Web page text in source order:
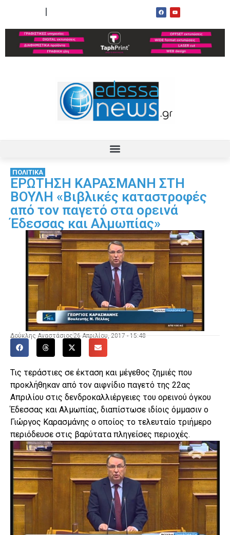
ΠΟΛΙΤΙΚΑ
ΕΡΩΤΗΣΗ ΚΑΡΑΣΜΑΝΗ ΣΤΗ
ΒΟΥΛΗ «Βιβλικές καταστροφές
από τον παγετό στα ορεινά
Έδεσσας και Αλμωπίας»
Δούκλης Αναστάσιος 26 Απριλίου, 2017 - 15:48
Τις τεράστιες σε έκταση και μέγεθος ζημιές που
προκλήθηκαν από τον αιφνίδιο παγετό της 22ας
Απριλίου στις δενδροκαλλιέργειες του ορεινού όγκου
Έδεσσας και Αλμωπίας, διαπίστωσε ιδίοις όμμασιν ο
Γιώργος Καρασμάνης ο οποίος το τελευταίο τριήμερο
περιόδευσε στις βαρύτατα πληγείσες περιοχές.